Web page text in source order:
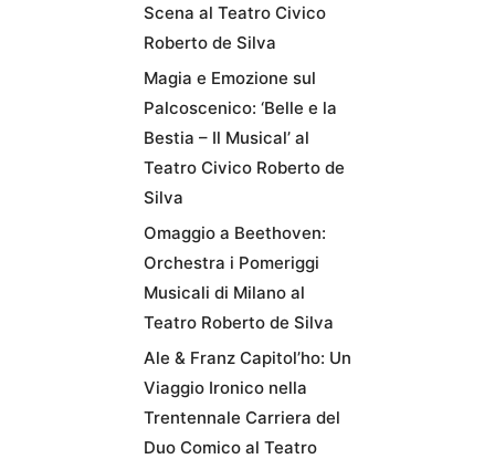
Scena al Teatro Civico
Roberto de Silva
Magia e Emozione sul
Palcoscenico: ‘Belle e la
Bestia – Il Musical’ al
Teatro Civico Roberto de
Silva
Omaggio a Beethoven:
Orchestra i Pomeriggi
Musicali di Milano al
Teatro Roberto de Silva
Ale & Franz Capitol’ho: Un
Viaggio Ironico nella
Trentennale Carriera del
Duo Comico al Teatro